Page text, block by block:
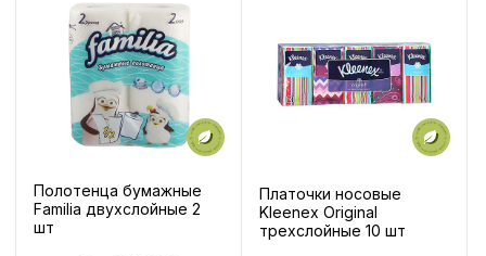
Полотенца бумажные
Familia двухслойные 2
шт
Платочки носовые
Kleenex Original
трехслойные 10 шт